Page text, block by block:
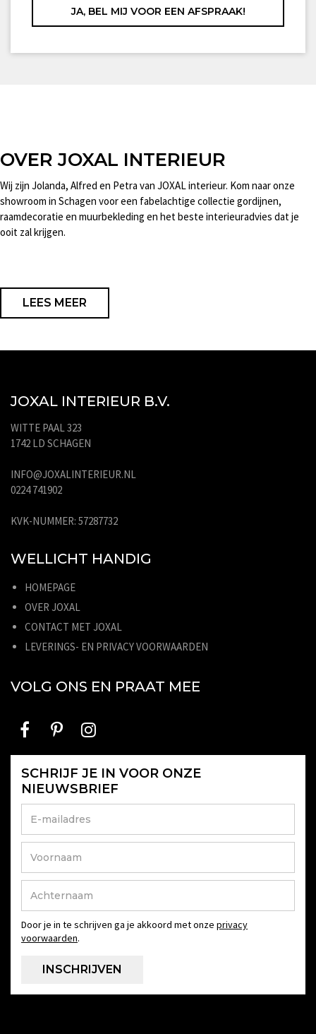
OVER JOXAL INTERIEUR
Wij zijn Jolanda, Alfred en Petra van JOXAL interieur. Kom naar onze
showroom in Schagen voor een fabelachtige collectie gordijnen,
raamdecoratie en muurbekleding en het beste interieuradvies dat je
ooit zal krijgen.
LEES MEER
JOXAL INTERIEUR B.V.
WITTE PAAL 323
1742 LD SCHAGEN
INFO@JOXALINTERIEUR.NL
0224 741902
KVK-NUMMER: 57287732
WELLICHT HANDIG
HOMEPAGE
OVER JOXAL
CONTACT MET JOXAL
LEVERINGS- EN PRIVACY VOORWAARDEN
VOLG ONS EN PRAAT MEE
SCHRIJF JE IN VOOR ONZE
NIEUWSBRIEF
Door je in te schrijven ga je akkoord met onze privacy
voorwaarden.